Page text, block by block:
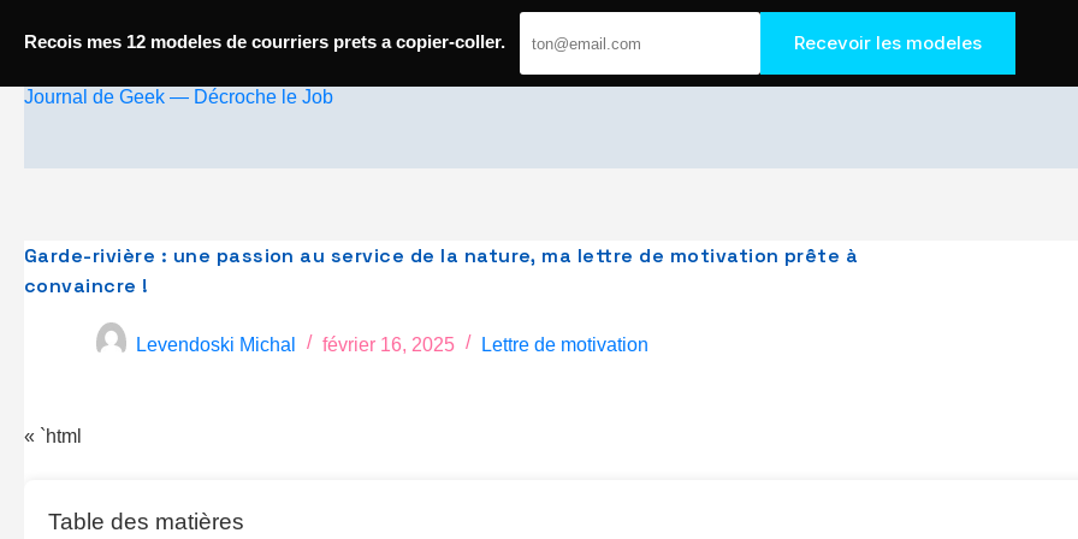
Passer
contenu
Journal de Geek — Décroche le Job
Garde-rivière : une passion au service de la nature, ma lettre de motivation prête à
convaincre !
Levendoski Michal février 16, 2025 Lettre de motivation
« `html
Table des matières
Recois mes 12 modeles de courriers prets a copier-coller. Recevoir les modeles